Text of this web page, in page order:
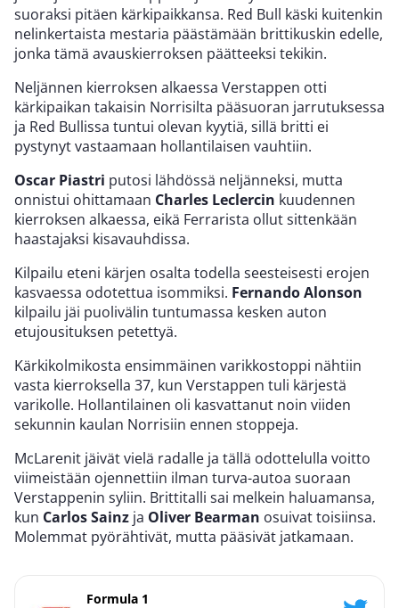
suoraksi pitäen kärkipaikkansa. Red Bull käski kuitenkin
nelinkertaista mestaria päästämään brittikuskin edelle,
jonka tämä avauskierroksen päätteeksi tekikin.
Neljännen kierroksen alkaessa Verstappen otti
kärkipaikan takaisin Norrisilta pääsuoran jarrutuksessa
ja Red Bullissa tuntui olevan kyytiä, sillä britti ei
pystynyt vastaamaan hollantilaisen vauhtiin.
Oscar Piastri putosi lähdössä neljänneksi, mutta
onnistui ohittamaan Charles Leclercin kuudennen
kierroksen alkaessa, eikä Ferrarista ollut sittenkään
haastajaksi kisavauhdissa.
Kilpailu eteni kärjen osalta todella seesteisesti erojen
kasvaessa odotettua isommiksi. Fernando Alonson
kilpailu jäi puolivälin tuntumassa kesken auton
etujousituksen petettyä.
Kärkikolmikosta ensimmäinen varikkostoppi nähtiin
vasta kierroksella 37, kun Verstappen tuli kärjestä
varikolle. Hollantilainen oli kasvattanut noin viiden
sekunnin kaulan Norrisiin ennen stoppeja.
McLarenit jäivät vielä radalle ja tällä odottelulla voitto
viimeistään ojennettiin ilman turva-autoa suoraan
Verstappenin syliin. Brittitalli sai melkein haluamansa,
kun Carlos Sainz ja Oliver Bearman osuivat toisiinsa.
Molemmat pyörähtivät, mutta pääsivät jatkamaan.
Formula 1